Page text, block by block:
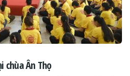
chùa Ân Thọ